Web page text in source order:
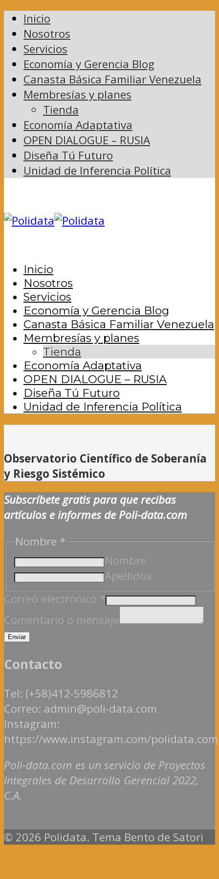
Inicio
Nosotros
Servicios
Economía y Gerencia Blog
Canasta Básica Familiar Venezuela
Membresías y planes
Tienda
Economía Adaptativa
OPEN DIALOGUE – RUSIA
Diseña Tú Futuro
Unidad de Inferencia Política
Inicio
Nosotros
Servicios
Economía y Gerencia Blog
Canasta Básica Familiar Venezuela
Membresías y planes
Tienda
Economía Adaptativa
OPEN DIALOGUE – RUSIA
Diseña Tú Futuro
Unidad de Inferencia Política
Observatorio Científico de Soberanía
y Riesgo Sistémico
Subscríbete gratis para que recibas
artículos e informes de Poli-data.com
Comentario
electrónico
Nombre *
Nombre
Apellidos
Correo electrónico *
Comentario o mensaje
Enviar
Contacto
Tel: (+58)412-5986812
Correo: admin@poli-data.com
Instagram:
https://www.instagram.com/
Poli-data.com es un servicio de Proyectos
Integrales de Desarrollo Gerencial 2022,
C.A.
© 2026 Polidata. Tema Bento de Satori